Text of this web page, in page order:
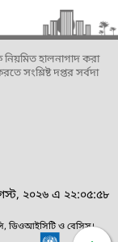
হালনাগাদ করা
সংশ্লিষ্ট দপ্তর সর্বদা
২০২৬ এ ২২:০৫:৫৮
ডিওআইসিটি ও বেসিস।